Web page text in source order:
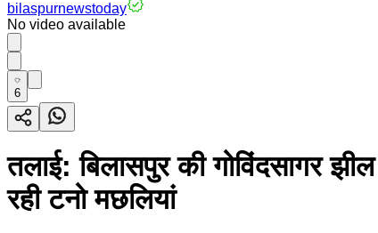
bilaspurnewstoday
No video available
6
तलाई: बिलासपुर की गोविंदसागर
रही टनो मछलियां